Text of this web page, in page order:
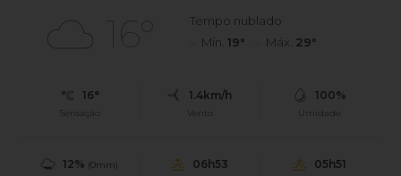
16°
Tempo nublado
Mín. 19° Máx. 29°
16°
Sensação
1.4km/h
Vento
100%
Umidade
12% (0mm)
06h53 05h51